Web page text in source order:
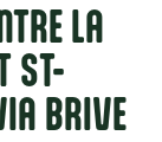
LA
ST-
BRIVE